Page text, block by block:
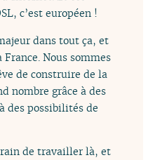
c’est européen !
dans tout ça, et
Nous sommes
de construire de la
nombre grâce à des
des possibilités de
de travailler là, et